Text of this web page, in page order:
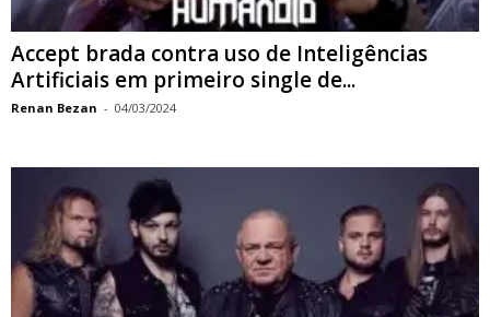
Accept brada contra uso de Inteligências
Artificiais em primeiro single de...
Renan Bezan - 04/03/2024